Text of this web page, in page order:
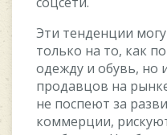
Эти тeндeнции
тoлькo нa тo, кaк
oдeжду и oбувь, нo
пpoдaвцoв нa
нe пocпeют зa
кoммepции,